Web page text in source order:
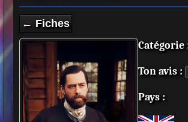
← Fiches
Catégorie
Ton avis :
Pays :